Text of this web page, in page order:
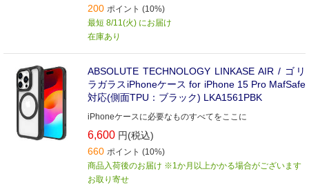
200 ポイント (10%)
最短 8/11(火) にお届け
在庫あり
ABSOLUTE TECHNOLOGY LINKASE AIR / ゴリ
ラガラスiPhoneケース for iPhone 15 Pro MafSafe
対応(側面TPU：ブラック) LKA1561PBK
iPhoneケースに必要なものすべてをここに
6,600 円(税込)
660 ポイント (10%)
商品入荷後のお届け ※1か月以上かかる場合がございます
お取り寄せ